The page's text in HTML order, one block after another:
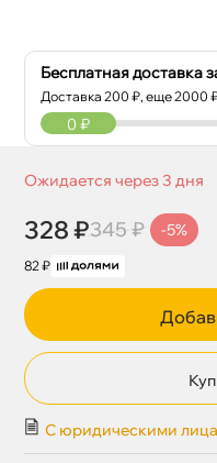
Бесплатная доставка
Доставка200 ₽, еще2000
0 ₽
Ожидается через 3 дня
328 ₽345 ₽ -5%
82 ₽
С юридическими